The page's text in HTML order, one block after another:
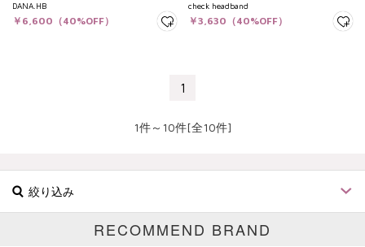
DANA.HB
￥6,600（40%OFF）
check headband
￥3,630（40%OFF）
1
1件～10件[全10件]
絞り込み
RECOMMEND BRAND